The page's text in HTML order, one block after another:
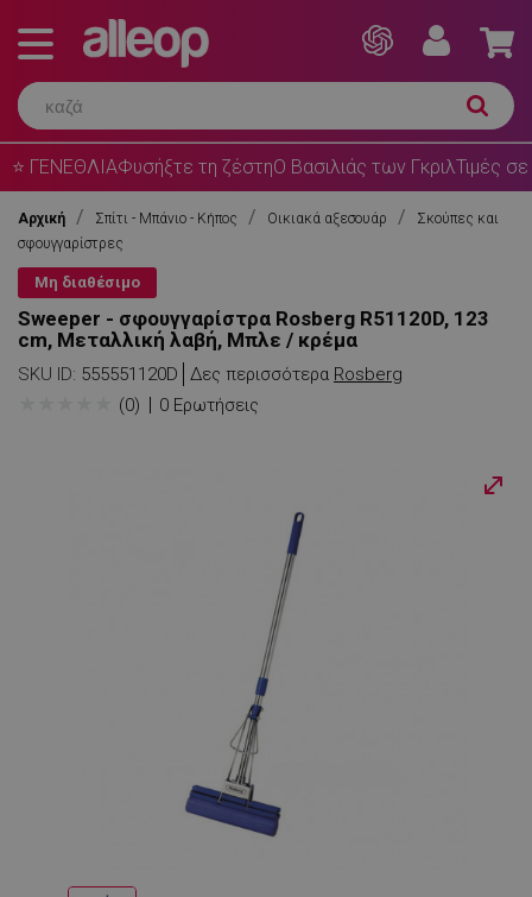
⭐ ΓΕΝΕΘΛΙΑΦυσήξτε τη ζέστηΟ Βασιλιάς των ΓκριλΤιμές σε
Αρχική Σπίτι - Μπάνιο - Κήπος Οικιακά αξεσουάρ
Σκούπες και
σφουγγαρίστρες
Μη διαθέσιμο
Sweeper - σφουγγαρίστρα Rosberg R51120D, 123
cm, Μεταλλική λαβή, Μπλε / κρέμα
SKU ID: 555551120D Δες περισσότερα Rosberg
(0) 0 Ερωτήσεις